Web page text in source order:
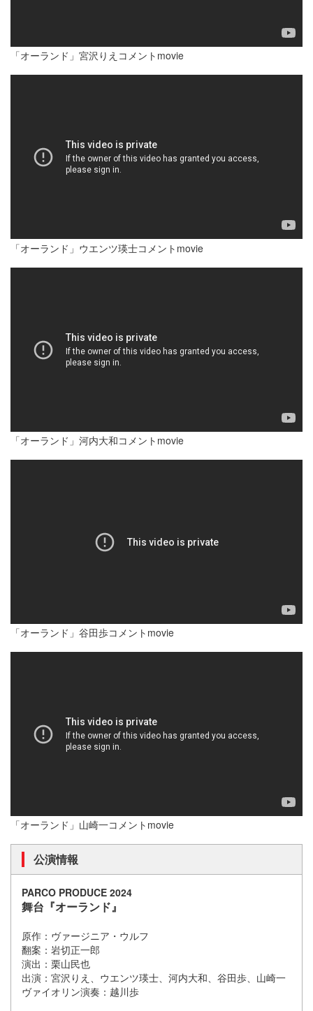
「オーランド」宮沢りえコメントmovie
「オーランド」ウエンツ瑛士コメントmovie
「オーランド」河内大和コメントmovie
「オーランド」谷田歩コメントmovie
「オーランド」山崎一コメントmovie
公演情報
PARCO PRODUCE 2024
舞台『オーランド』
原作：ヴァージニア・ウルフ
翻案：岩切正一郎
演出：栗山民也
出演：宮沢りえ、ウエンツ瑛士、河内大和、谷田歩、山崎一
ヴァイオリン演奏：越川歩